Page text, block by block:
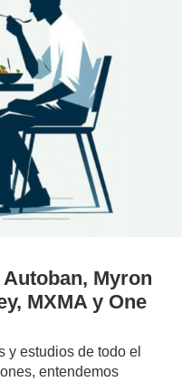
Myron
MXMA y One
y estudios de todo el
entendemos